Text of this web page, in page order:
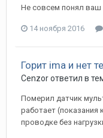
Не совсем понял ваш
14 ноября 2016
Горит ima и нет
Cenzorответил в
Померил датчик
работает (показания
проводке без